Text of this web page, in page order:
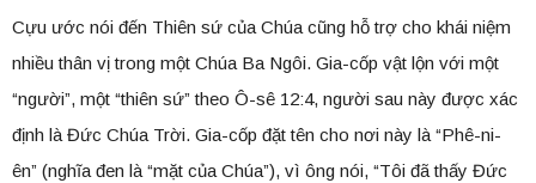
Cựu ước nói đến Thiên sứ của Chúa cũng hỗ trợ cho khái niệm
nhiều thân vị trong một Chúa Ba Ngôi. Gia-cốp vật lộn với một
“người”, một “thiên sứ” theo Ô-sê 12:4, người sau này được xác
định là Đức Chúa Trời. Gia-cốp đặt tên cho nơi này là “Phê-ni-
ên” (nghĩa đen là “mặt của Chúa”), vì ông nói, “Tôi đã thấy Đức